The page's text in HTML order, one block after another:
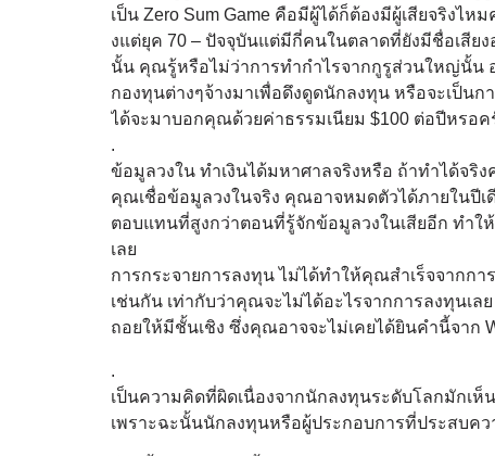
เป็น Zero Sum Game คือมีผู้ได้ก็ต้องมีผู้เสียจริงไหม
งแต่ยุค 70 – ปัจจุบันแต่มีกี่คนในตลาดที่ยังมีชื่อเสีย
นั้น คุณรู้หรือไม่ว่าการทำกำไรจากกูรูส่วนใหญ่นั้น
กองทุนต่างๆจ้างมาเพื่อดึงดูดนักลงทุน หรือจะเป็นก
ได้จะมาบอกคุณด้วยค่าธรรมเนียม $100 ต่อปีหรอค
.
ข้อมูลวงใน ทำเงินได้มหาศาลจริงหรือ ถ้าทำได้จริ
คุณเชื่อข้อมูลวงในจริง คุณอาจหมดตัวได้ภายในปีเ
ตอบแทนที่สูงกว่าตอนที่รู้จักข้อมูลวงในเสียอีก ทำใ
เลย
การกระจายการลงทุน ไม่ได้ทำให้คุณสำเร็จจากกา
เช่นกัน เท่ากับว่าคุณจะไม่ได้อะไรจากการลงทุนเล
ถอยให้มีชั้นเชิง ซึ่งคุณอาจจะไม่เคยได้ยินคำนี้จาก
.
เป็นความคิดที่ผิดเนื่องจากนักลงทุนระดับโลกมักเห็
เพราะฉะนั้นนักลงทุนหรือผู้ประกอบการที่ประสบคว